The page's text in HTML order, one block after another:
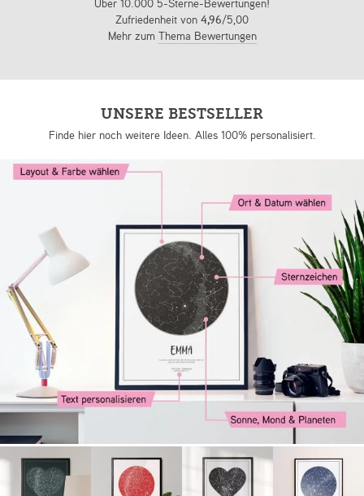
Zufriedenheit von 4,96/5,00
Mehr zum Thema Bewertungen
UNSERE BESTSELLER
Finde hier noch weitere Ideen. Alles 100% personalisiert.